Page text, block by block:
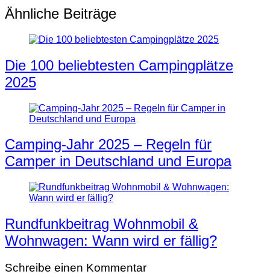
Ähnliche Beiträge
Die 100 beliebtesten Campingplätze
2025
Camping-Jahr 2025 – Regeln für
Camper in Deutschland und Europa
Rundfunkbeitrag Wohnmobil &
Wohnwagen: Wann wird er fällig?
Schreibe einen Kommentar